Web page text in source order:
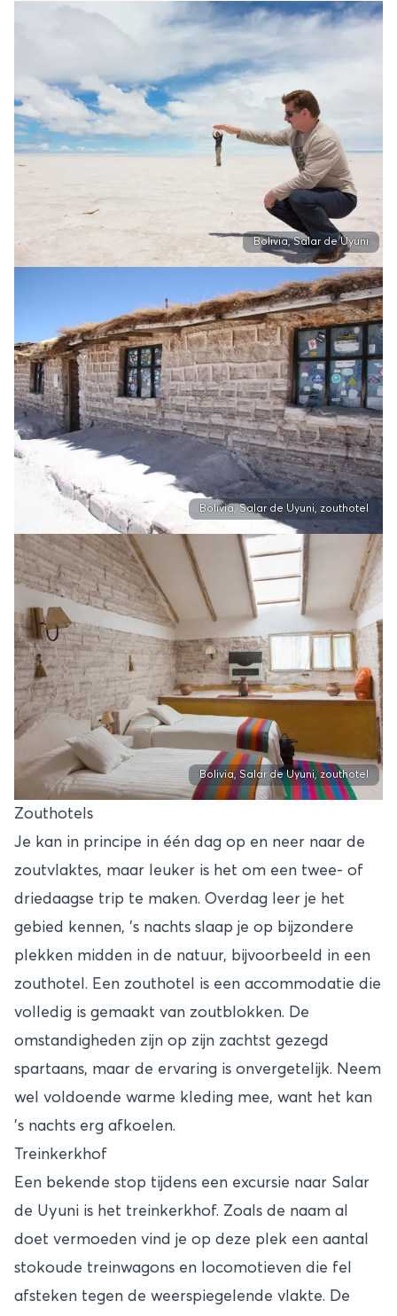
Bolivia, Salar de Uyuni
Bolivia, Salar de Uyuni, zouthotel
Bolivia, Salar de Uyuni, zouthotel
Zouthotels
Je kan in principe in één dag op en neer naar de
zoutvlaktes, maar leuker is het om een twee- of
driedaagse trip te maken. Overdag leer je het
gebied kennen, ’s nachts slaap je op bijzondere
plekken midden in de natuur, bijvoorbeeld in een
zouthotel. Een zouthotel is een accommodatie die
volledig is gemaakt van zoutblokken. De
omstandigheden zijn op zijn zachtst gezegd
spartaans, maar de ervaring is onvergetelijk. Neem
wel voldoende warme kleding mee, want het kan
’s nachts erg afkoelen.
Treinkerkhof
Een bekende stop tijdens een excursie naar Salar
de Uyuni is het treinkerkhof. Zoals de naam al
doet vermoeden vind je op deze plek een aantal
stokoude treinwagons en locomotieven die fel
afsteken tegen de weerspiegelende vlakte. De